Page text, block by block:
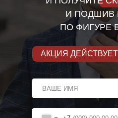
И ПОДШИВ
ПО ФИГУРЕ
АКЦИЯ ДЕЙСТВУЕТ